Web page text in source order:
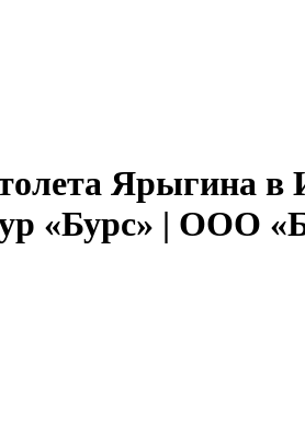
Ярыгина
«Бурс» | ООО